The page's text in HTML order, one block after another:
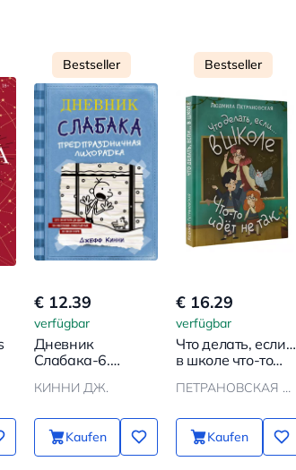
Bestseller
€ 12.39
verfügbar
Дневник
Слабака-6.
лихорадка
КИННИ ДЖ.
Kaufen
Bestseller
€ 16.29
verfügbar
Что делать, если…
в школе что-то
ПЕТРАНОВСКАЯ Л.В.
Kaufen